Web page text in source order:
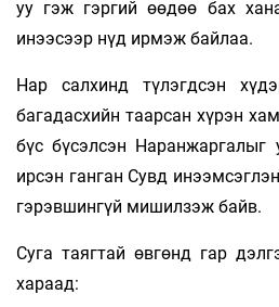
уу гэж гэргий өөдөө бах
инээсээр нүд ирмэж байлаа.
Нар салхинд түлэгдсэн
багадасхийн таарсан хүрэн
бүс бүсэлсэн
ирсэн ганган Сувд
гэрэвшингүй мишилзэж байв.
Суга таягтай өвгөнд гар
хараад: